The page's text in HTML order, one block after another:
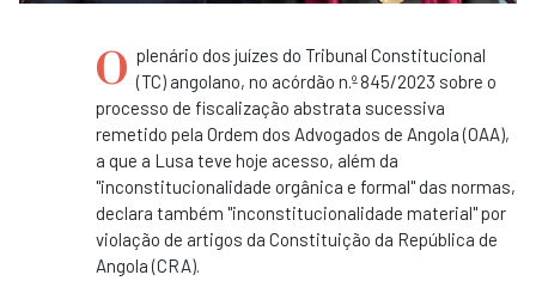
O plenário dos juízes do Tribunal Constitucional
(TC) angolano, no acórdão n.º 845/2023 sobre o
processo de fiscalização abstrata sucessiva
remetido pela Ordem dos Advogados de Angola (OAA),
a que a Lusa teve hoje acesso, além da
"inconstitucionalidade orgânica e formal" das normas,
declara também "inconstitucionalidade material" por
violação de artigos da Constituição da República de
Angola (CRA).